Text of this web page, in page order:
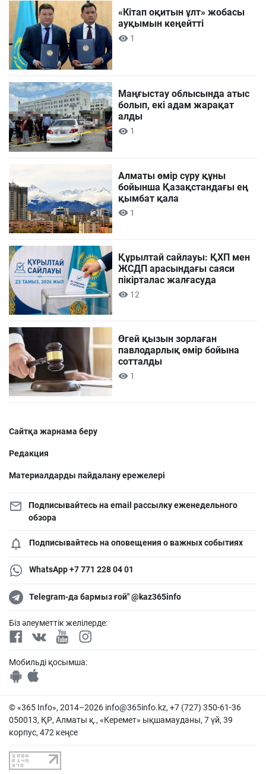
«Кітап оқитын ұлт» жобасы
ауқымын кеңейтті
1
Маңғыстау облысында атыс
болып, екі адам жарақат
алды
1
Алматы өмір сүру құны
бойынша Қазақстандағы ең
қымбат қала
1
Құрылтай сайлауы: ҚХП мен
ЖСДП арасындағы саяси
пікірталас жалғасуда
12
Өгей қызын зорлаған
павлодарлық өмір бойына
сотталды
1
Сайтқа жарнама беру
Редакция
Материалдарды пайдалану ережелері
Подписывайтесь на email рассылку еженедельного
обзора
Подписывайтесь на оповещения о важных событиях
WhatsApp +7 771 228 04 01
Telegram-да бармыз ғой" @kaz365info
Біз әлеуметтік желілерде:
Мобильді қосымша:
© «365 Info», 2014–2026 info@365info.kz, +7 (727) 350-61-36
050013, ҚР, Алматы қ., «Керемет» ықшамауданы, 7 үй, 39
корпус, 472 кеңсе